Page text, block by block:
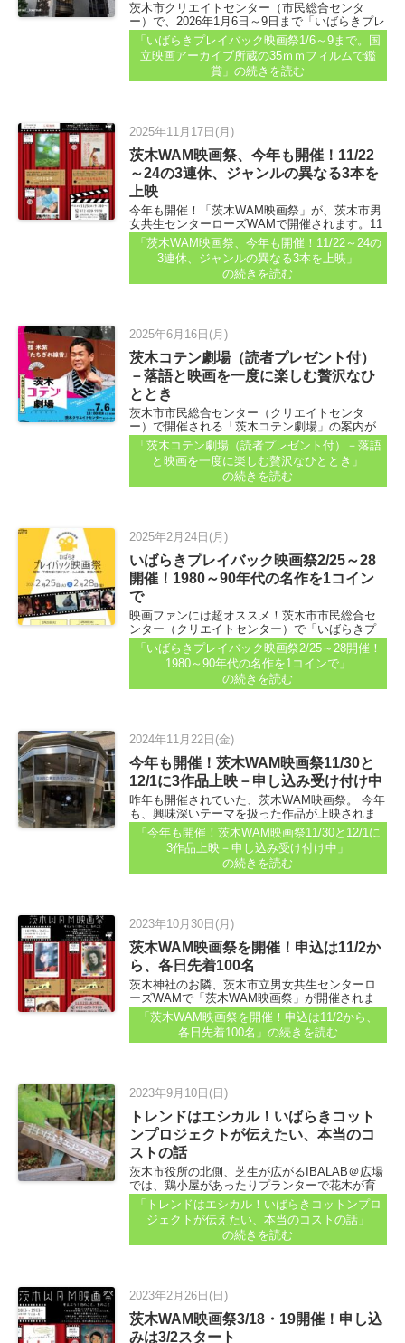
茨木市クリエイトセンター（市民総合センタ
ー）で、2026年1月6日～9日まで「いばらきプレ
イバック映画祭」が開催されます...
「いばらきプレイバック映画祭1/6～9まで。国
立映画アーカイブ所蔵の35ｍｍフィルムで鑑
賞」の続きを読む
2025年11月17日(月)
茨木WAM映画祭、今年も開催！11/22
～24の3連休、ジャンルの異なる3本を
上映
今年も開催！「茨木WAM映画祭」が、茨木市男
女共生センターローズWAMで開催されます。11
月22日～24日の3日間。 それぞれ、先着100名ま
でで、費用は無料です...
「茨木WAM映画祭、今年も開催！11/22～24の
3連休、ジャンルの異なる3本を上映」
の続きを読む
2025年6月16日(月)
茨木コテン劇場（読者プレゼント付）
－落語と映画を一度に楽しむ贅沢なひ
ととき
茨木市市民総合センター（クリエイトセンタ
ー）で開催される「茨木コテン劇場」の案内が
届きました。 落語と映画、どこか響き合う二つ
の世界を一度に楽しめる贅沢なひとときです。
今回のテーマは「いつまでも、忘れられない君
「茨木コテン劇場（読者プレゼント付）－落語
と映画を一度に楽しむ贅沢なひととき」
の続きを読む
2025年2月24日(月)
いばらきプレイバック映画祭2/25～28
開催！1980～90年代の名作を1コイン
で
映画ファンには超オススメ！茨木市市民総合セ
ンター（クリエイトセンター）で「いばらきプ
レイバック映画祭」が開催されます...
「いばらきプレイバック映画祭2/25～28開催！
1980～90年代の名作を1コインで」
の続きを読む
2024年11月22日(金)
今年も開催！茨木WAM映画祭11/30と
12/1に3作品上映－申し込み受け付け中
昨年も開催されていた、茨木WAM映画祭。 今年
も、興味深いテーマを扱った作品が上映されま
す。申し込みはすでに始まっています...
「今年も開催！茨木WAM映画祭11/30と12/1に
3作品上映－申し込み受け付け中」
の続きを読む
2023年10月30日(月)
茨木WAM映画祭を開催！申込は11/2か
ら、各日先着100名
茨木神社のお隣、茨木市立男女共生センターロ
ーズWAMで「茨木WAM映画祭」が開催されま
す。 2日間にわたり3本の作品を上映。 申込が、
11月2日（木）9時から始まります。（11/24ま
で） 2日間それぞれ100名で先着順です...
「茨木WAM映画祭を開催！申込は11/2から、
各日先着100名」 の続きを読む
2023年9月10日(日)
トレンドはエシカル！いばらきコット
ンプロジェクトが伝えたい、本当のコ
ストの話
茨木市役所の北側、芝生が広がるIBALAB＠広場
では、鶏小屋があったりプランターで花木が育
てられているスペースがあります。 履かなくな
った靴がプランターになっていたりして、なん
かカッコいい...
「トレンドはエシカル！いばらきコットンプロ
ジェクトが伝えたい、本当のコストの話」
の続きを読む
2023年2月26日(日)
茨木WAM映画祭3/18・19開催！申し込
みは3/2スタート